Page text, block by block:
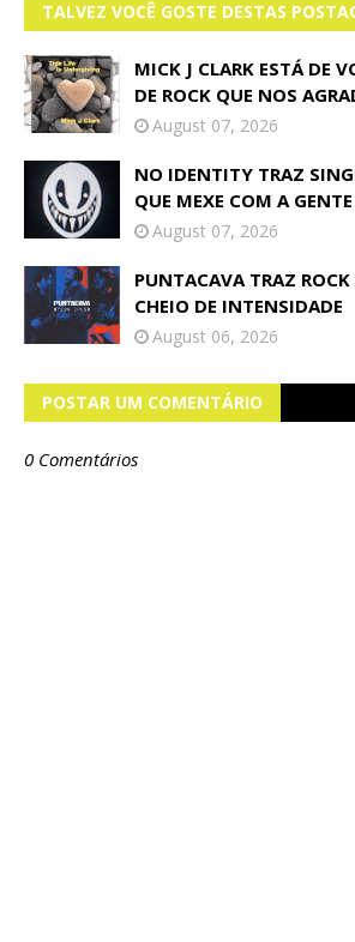
TALVEZ VOCÊ GOSTE DESTAS
MICK J CLARK ESTÁ DE
DE ROCK QUE NOS
August 07, 2026
NO IDENTITY TRAZ
QUE MEXE COM A GENTE
August 07, 2026
PUNTACAVA TRAZ
CHEIO DE INTENSIDADE
August 06, 2026
POSTAR UM COMENTÁRIO
0 Comentários